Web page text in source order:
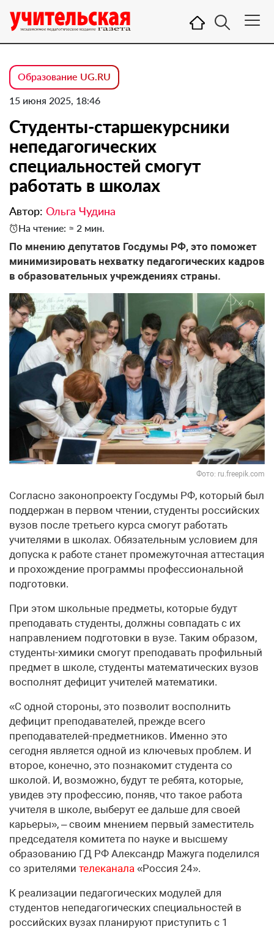
Образование UG.RU
15 июня 2025, 18:46
Студенты-старшекурсники
непедагогических
специальностей смогут
работать в школах
Автор: Ольга Чудина
На чтение: ≈ 2 мин.
По мнению депутатов Госдумы РФ, это поможет
минимизировать нехватку педагогических кадров
в образовательных учреждениях страны.
Фото: ru.freepik.com
Согласно законопроекту Госдумы РФ, который был
поддержан в первом чтении, студенты российских
вузов после третьего курса смогут работать
учителями в школах. Обязательным условием для
допуска к работе станет промежуточная аттестация
и прохождение программы профессиональной
подготовки.
При этом школьные предметы, которые будут
преподавать студенты, должны совпадать с их
направлением подготовки в вузе. Таким образом,
студенты-химики смогут преподавать профильный
предмет в школе, студенты математических вузов
восполнят дефицит учителей математики.
«С одной стороны, это позволит восполнить
дефицит преподавателей, прежде всего
преподавателей-предметников. Именно это
сегодня является одной из ключевых проблем. И
второе, конечно, это познакомит студента со
школой. И, возможно, будут те ребята, которые,
увидев эту профессию, поняв, что такое работа
учителя в школе, выберут ее дальше для своей
карьеры», – своим мнением первый заместитель
председателя комитета по науке и высшему
образованию ГД РФ Александр Мажуга поделился
со зрителями телеканала «Россия 24».
К реализации педагогических модулей для
студентов непедагогических специальностей в
российских вузах планируют приступить с 1